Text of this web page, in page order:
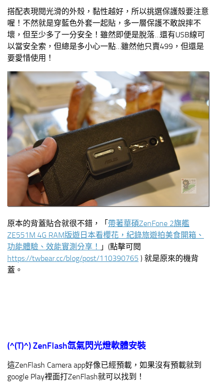
搭配表現閱光滑的外殼，黏性越好，所以挑選保護殼要注意
喔！不然就是穿藍色外套一起貼，多一層保護不敢說摔不
壞，但至少多了一分安全！雖然即便是脫落…還有USB線可
以當安全索，但總是多小心一點…雖然他只賣499，但還是
要愛惜使用！
原本的背蓋貼合就很不錯，「帶著華碩ZenFone 2旗艦
ZE551M 4G RAM版遊日本看櫻花，紀錄旅遊拍美食開箱、
功能體驗、效能實測分享！ 」(點擊可閱
https://twbear.cc/blog/post/110390765 ) 就是原來的機背
蓋。
(^(T)^)ZenFlash氙氣閃光燈軟體安裝
這ZenFlash Camera app好像已經預載，如果沒有預載就到
google Play裡面打ZenFlash就可以找到！